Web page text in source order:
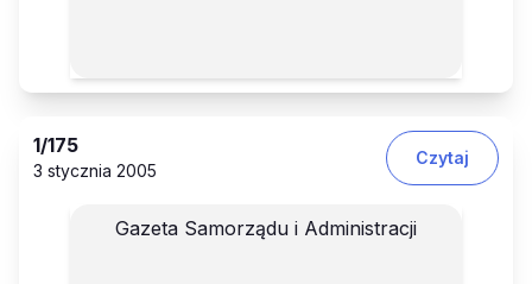
1/175
3 stycznia 2005
Czytaj
Gazeta Samorządu i Administracji